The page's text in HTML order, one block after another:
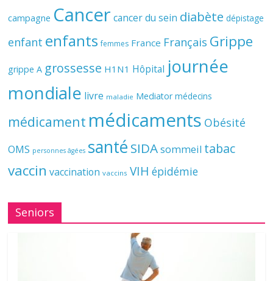
campagne Cancer cancer du sein diabète dépistage
enfant enfants femmes France Français Grippe
grippe A grossesse H1N1 Hôpital journée
mondiale livre maladie Mediator médecins
médicament médicaments Obésité
OMS personnes âgées santé SIDAsommeil tabac
vaccin vaccination vaccins VIH épidémie
Seniors